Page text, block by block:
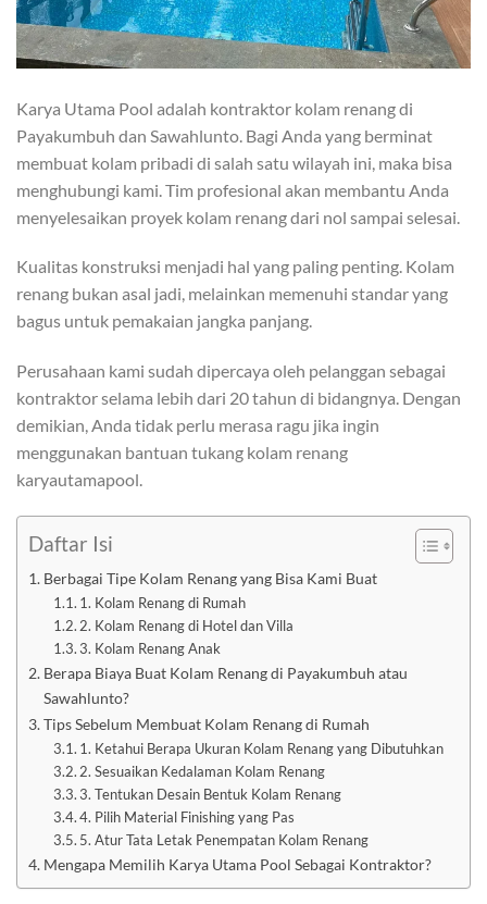
Karya Utama Pool adalah kontraktor kolam renang di
Payakumbuh dan Sawahlunto. Bagi Anda yang berminat
membuat kolam pribadi di salah satu wilayah ini, maka bisa
menghubungi kami. Tim profesional akan membantu Anda
menyelesaikan proyek kolam renang dari nol sampai selesai.
Kualitas konstruksi menjadi hal yang paling penting. Kolam
renang bukan asal jadi, melainkan memenuhi standar yang
bagus untuk pemakaian jangka panjang.
Perusahaan kami sudah dipercaya oleh pelanggan sebagai
kontraktor selama lebih dari 20 tahun di bidangnya. Dengan
demikian, Anda tidak perlu merasa ragu jika ingin
menggunakan bantuan tukang kolam renang
karyautamapool.
Daftar Isi
Berbagai Tipe Kolam Renang yang Bisa Kami Buat
1. Kolam Renang di Rumah
2. Kolam Renang di Hotel dan Villa
3. Kolam Renang Anak
Berapa Biaya Buat Kolam Renang di Payakumbuh atau
Sawahlunto?
Tips Sebelum Membuat Kolam Renang di Rumah
1. Ketahui Berapa Ukuran Kolam Renang yang Dibutuhkan
2. Sesuaikan Kedalaman Kolam Renang
3. Tentukan Desain Bentuk Kolam Renang
4. Pilih Material Finishing yang Pas
5. Atur Tata Letak Penempatan Kolam Renang
Mengapa Memilih Karya Utama Pool Sebagai Kontraktor?